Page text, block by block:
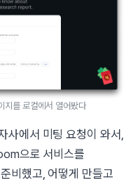
지를 로컬에서 열어봤다
사에서 미팅 요청이 와서,
으로 서비스를
비했고, 어떻게 만들고